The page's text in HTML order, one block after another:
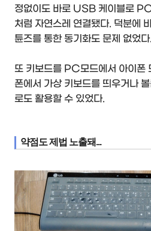
정없이도 바로 USB 케이블로
처럼 자연스레 연결됐다. 덕분에
튠즈를 통한 동기화도 문제 없었
또 키보드를 PC모드에서 아이폰
폰에서 가상 키보드를 띄우거나
로도 활용할 수 있었다.
약점도 제법 노출돼...